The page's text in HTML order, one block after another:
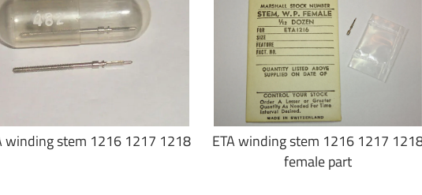
winding stem 1216 1217 1218
ETA winding stem 1216 1217
female part